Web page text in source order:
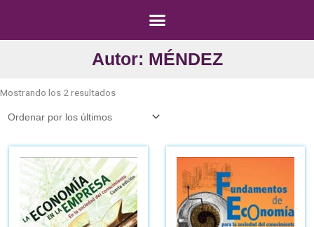
Menú
Autor: MÉNDEZ
Mostrando los 2 resultadospor